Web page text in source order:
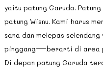
yaitu patung Garuda.
patung Wisnu. Kami harus
sana dan melepas
pinggang—berarti di area
Di depan patung Garuda